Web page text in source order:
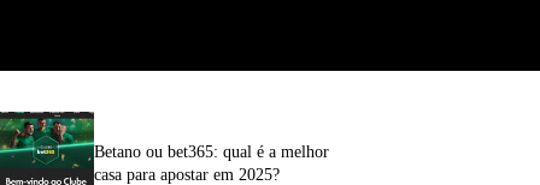
Betano ou bet365: qual é a melhor
casa para apostar em 2025?